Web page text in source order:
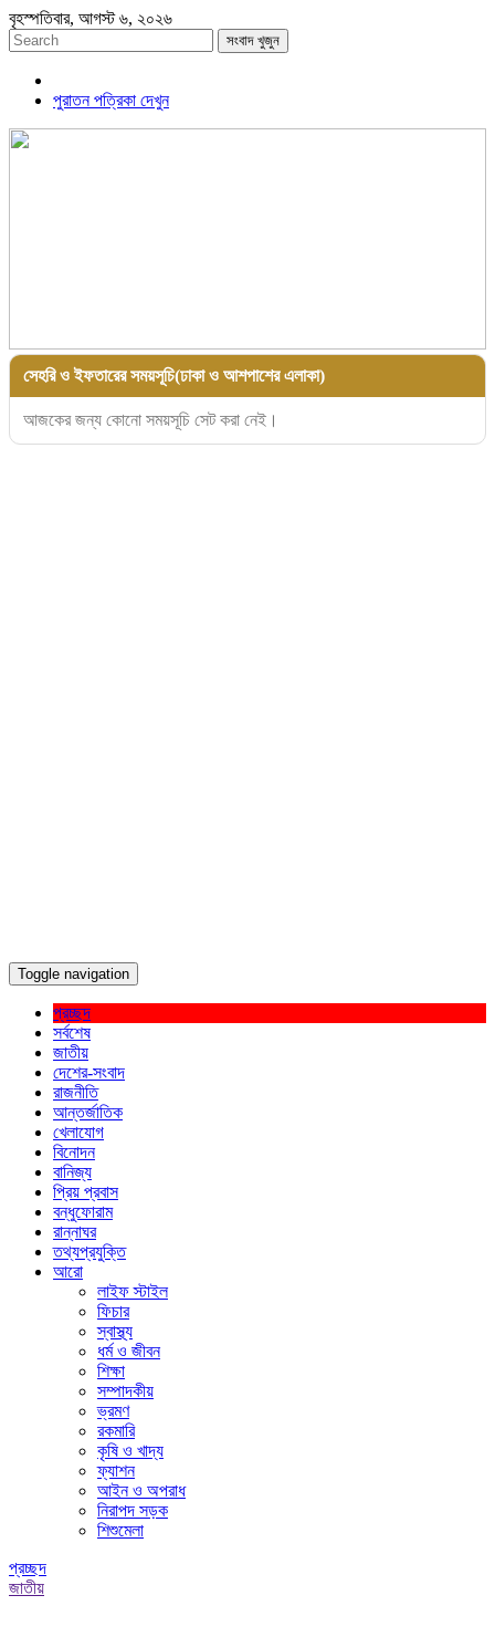
বৃহস্পতিবার, আগস্ট ৬, ২০২৬
সংবাদ খুজুন
পুরাতন পত্রিকা দেখুন
সেহরি ও ইফতারের সময়সূচি(ঢাকা ও আশপাশের এলাকা)
আজকের জন্য কোনো সময়সূচি সেট করা নেই।
Toggle navigation
প্রচ্ছদ
সর্বশেষ
জাতীয়
দেশের-সংবাদ
রাজনীতি
আন্তর্জাতিক
খেলাযোগ
বিনোদন
বানিজ্য
প্রিয় প্রবাস
বন্ধুফোরাম
রান্নাঘর
তথ্যপ্রযুক্তি
আরো
লাইফ স্টাইল
ফিচার
স্বাস্থ্য
ধর্ম ও জীবন
শিক্ষা
সম্পাদকীয়
ভ্রমণ
রকমারি
কৃষি ও খাদ্য
ফ্যাশন
আইন ও অপরাধ
নিরাপদ সড়ক
শিশুমেলা
প্রচ্ছদ
জাতীয়